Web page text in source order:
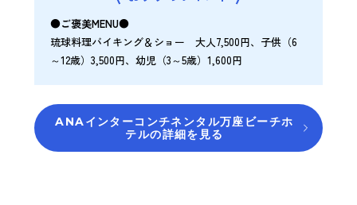
●ご褒美MENU●
琉球料理バイキング＆ショー 大人7,500円、子供（6
～12歳）3,500円、幼児（3～5歳）1,600円
ANAインターコンチネンタル万座ビーチホ
テルの詳細を見る